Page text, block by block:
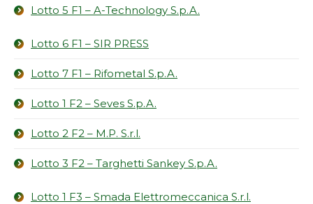
Lotto 5 F1 – A-Technology S.p.A.
Lotto 6 F1 – SIR PRESS
Lotto 7 F1 – Rifometal S.p.A.
Lotto 1 F2 – Seves S.p.A.
Lotto 2 F2 – M.P. S.r.l.
Lotto 3 F2 – Targhetti Sankey S.p.A.
Lotto 1 F3 – Smada Elettromeccanica S.r.l.